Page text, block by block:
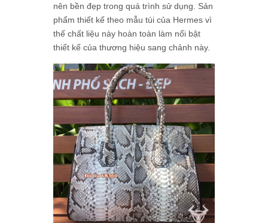
nên bền đẹp trong quá trình sử dụng. Sản
phẩm thiết kế theo mẫu túi của Hermes vì
thế chất liệu này hoàn toàn làm nổi bật
thiết kế của thương hiệu sang chảnh này.